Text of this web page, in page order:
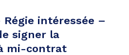
Régie intéressée –
signer la
mi-contrat